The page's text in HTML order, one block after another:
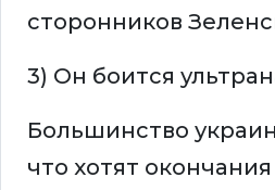
сторонников
3) Он боится
Большинство
что хотят